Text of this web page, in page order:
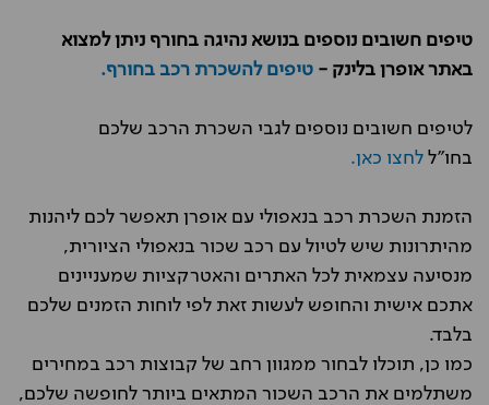
טיפים חשובים נוספים בנושא נהיגה בחורף ניתן למצוא
באתר אופרן בלינק - טיפים להשכרת רכב בחורף.
לטיפים חשובים נוספים לגבי השכרת הרכב שלכם
בחו"ל לחצו כאן.
הזמנת השכרת רכב בנאפולי עם אופרן תאפשר לכם ליהנות
מהיתרונות שיש לטיול עם רכב שכור בנאפולי הציורית,
מנסיעה עצמאית לכל האתרים והאטרקציות שמעניינים
אתכם אישית והחופש לעשות זאת לפי לוחות הזמנים שלכם
בלבד.
כמו כן, תוכלו לבחור ממגוון רחב של קבוצות רכב במחירים
משתלמים את הרכב השכור המתאים ביותר לחופשה שלכם,